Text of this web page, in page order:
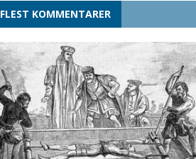
FLEST KOMMENTARER